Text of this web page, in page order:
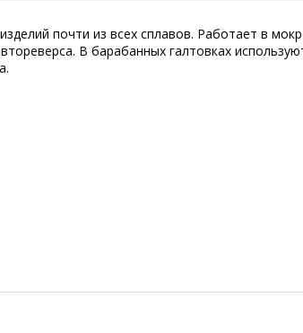
почти из всех сплавов. Работает в
В барабанных галтовках